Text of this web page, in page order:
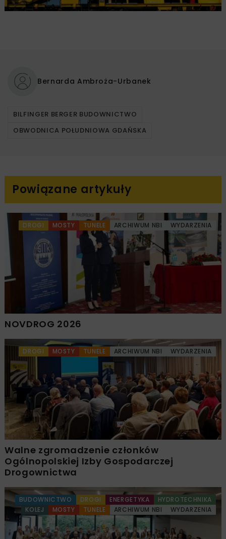
Bernarda Ambroża-Urbanek
BILFINGER BERGER BUDOWNICTWO
OBWODNICA POŁUDNIOWA GDAŃSKA
Powiązane artykuły
DROGI MOSTY TUNELE ARCHIWUM NBI WYDARZENIA
NOVDROG 2026
DROGI MOSTY TUNELE ARCHIWUM NBI WYDARZENIA
Walne zgromadzenie członków
Ogólnopolskiej Izby Gospodarczej
Drogownictwa
BUDOWNICTWO DROGI ENERGETYKA
HYDROTECHNIKA
KOLEJ
MOSTY TUNELE ARCHIWUM NBI WYDARZENIA